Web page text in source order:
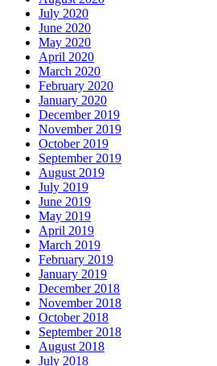
July 2020
June 2020
May 2020
April 2020
March 2020
February 2020
January 2020
December 2019
November 2019
October 2019
September 2019
August 2019
July 2019
June 2019
May 2019
April 2019
March 2019
February 2019
January 2019
December 2018
November 2018
October 2018
September 2018
August 2018
July 2018